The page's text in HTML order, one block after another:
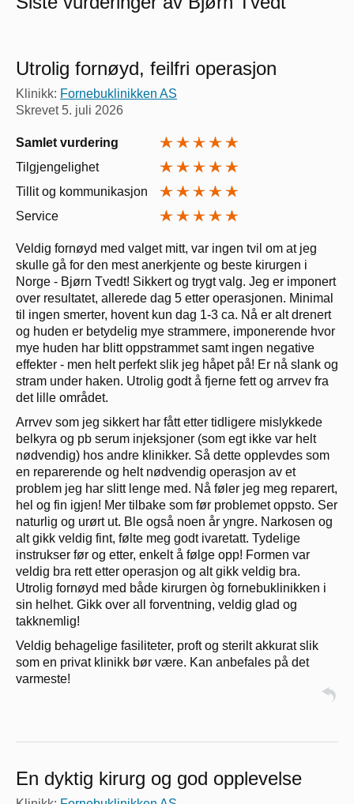
Utrolig fornøyd, feilfri operasjon
Klinikk: Fornebuklinikken AS
Skrevet 5. juli 2026
Samlet vurdering
Tilgjengelighet
Tillit og kommunikasjon
Service
Veldig fornøyd med valget mitt, var ingen tvil om at jeg
skulle gå for den mest anerkjente og beste kirurgen i
Norge - Bjørn Tvedt! Sikkert og trygt valg. Jeg er imponert
over resultatet, allerede dag 5 etter operasjonen. Minimal
til ingen smerter, hovent kun dag 1-3 ca. Nå er alt drenert
og huden er betydelig mye strammere, imponerende hvor
mye huden har blitt oppstrammet samt ingen negative
effekter - men helt perfekt slik jeg håpet på! Er nå slank og
stram under haken. Utrolig godt å fjerne fett og arrvev fra
det lille området.
Arrvev som jeg sikkert har fått etter tidligere mislykkede
belkyra og pb serum injeksjoner (som egt ikke var helt
nødvendig) hos andre klinikker. Så dette opplevdes som
en reparerende og helt nødvendig operasjon av et
problem jeg har slitt lenge med. Nå føler jeg meg reparert,
hel og fin igjen! Mer tilbake som før problemet oppsto. Ser
naturlig og urørt ut. Ble også noen år yngre. Narkosen og
alt gikk veldig fint, følte meg godt ivaretatt. Tydelige
instrukser før og etter, enkelt å følge opp! Formen var
veldig bra rett etter operasjon og alt gikk veldig bra.
Utrolig fornøyd med både kirurgen òg fornebuklinikken i
sin helhet. Gikk over all forventning, veldig glad og
takknemlig!
Veldig behagelige fasiliteter, proft og sterilt akkurat slik
som en privat klinikk bør være. Kan anbefales på det
varmeste!
En dyktig kirurg og god opplevelse